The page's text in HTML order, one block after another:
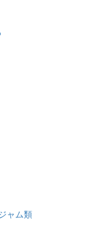
ャム類